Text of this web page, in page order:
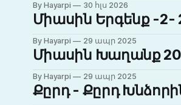
By Hayarpi 30 հլս 2026
Միասին Երգենք -2-
By Hayarpi 29 ապր 2025
Միասին Խաղանք
By Hayarpi 29 ապր 2025
Քըրդ - Քըրդ